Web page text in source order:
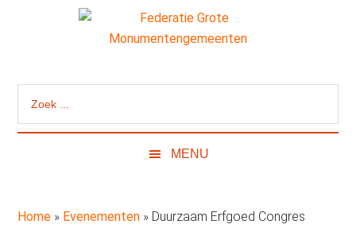
Grote
de
Federatie
Monumentengemeenten
MENU
Home » Evenementen » Duurzaam Erfgoed Congres